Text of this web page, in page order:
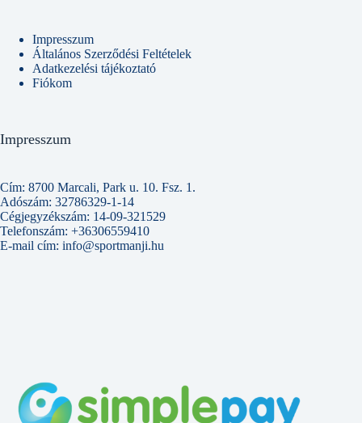
Impresszum
Általános Szerződési Feltételek
Adatkezelési tájékoztató
Fiókom
Impresszum
Cím: 8700 Marcali, Park u. 10. Fsz. 1.
Adószám: 32786329-1-14
Cégjegyzékszám: 14-09-321529
Telefonszám: +36306559410
E-mail cím: info@sportmanji.hu